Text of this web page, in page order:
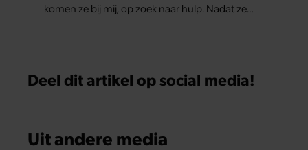
komen ze bij mij, op zoek naar hulp. Nadat ze
Deel dit artikel op social media!
Uit andere media